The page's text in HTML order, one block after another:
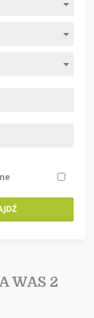
WAS 2